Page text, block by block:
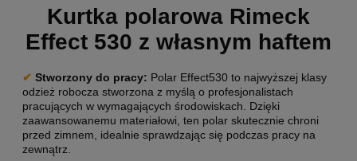
Kurtka polarowa Rimeck
Effect 530 z własnym haftem
✔ Stworzony do pracy: Polar Effect530 to najwyższej klasy
odzież robocza stworzona z myślą o profesjonalistach
pracujących w wymagających środowiskach. Dzięki
zaawansowanemu materiałowi, ten polar skutecznie chroni
przed zimnem, idealnie sprawdzając się podczas pracy na
zewnątrz.